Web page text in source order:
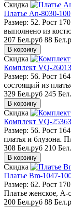
Скидка
Платье An-8030-100
Размер: 52. Рост
выполнено из
207 Бел.руб 88
Скидка
Комплект VQ-
Размер: 56. Рост
состоящий из
329 Бел.руб 245
Скидка
Комплект VQ-
Размер: 56. Рост
платья и блузона.
308 Бел.руб 210
Скидка
Платье Bm-1047-
Размер: 62. Рост
Платье женское, А-
200 Бел.руб 88